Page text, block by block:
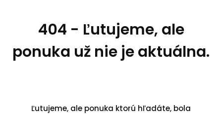
404 - Ľutujeme, ale
ponuka už nie je aktuálna.
Ľutujeme, ale ponuka ktorú hľadáte, bola